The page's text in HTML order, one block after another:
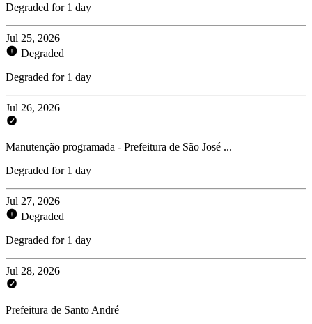
Degraded for 1 day
Jul 25, 2026
Degraded
Degraded for 1 day
Jul 26, 2026
Manutenção programada - Prefeitura de São José ...
Degraded for 1 day
Jul 27, 2026
Degraded
Degraded for 1 day
Jul 28, 2026
Prefeitura de Santo André